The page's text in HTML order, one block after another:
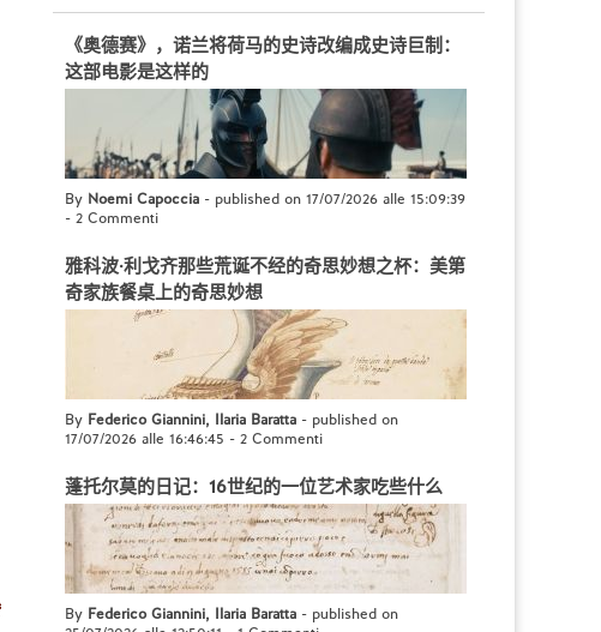
《奥德赛》，诺兰将荷马的史诗改编成史诗巨制：
这部电影是这样的
By Noemi Capoccia - published on 17/07/2026 alle 15:09:39
- 2 Commenti
雅科波·利戈齐那些荒诞不经的奇思妙想之杯：美第
奇家族餐桌上的奇思妙想
By Federico Giannini, Ilaria Baratta - published on
17/07/2026 alle 16:46:45 - 2 Commenti
蓬托尔莫的日记：16世纪的一位艺术家吃些什么
By Federico Giannini, Ilaria Baratta - published on